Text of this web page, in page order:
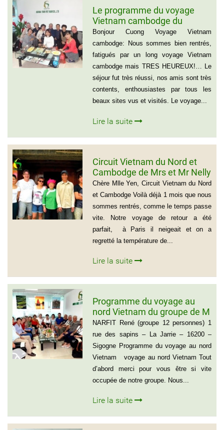
Le programme du voyage
Vietnam cambodge du
groupe de madame Anna
BOVO
Bonjour Cuong Voyage Vietnam
cambodge: Nous sommes bien rentrés,
fatigués par un long voyage Vietnam
cambodge mais TRES HEUREUX!… Le
séjour fut très réussi, nos amis sont très
contents, enthousiastes par tous les
beaux sites vus et visités. Le voyage...
Lire la suite
Circuit Vietnam du Nord et
Cambodge de Mrs et Mr Nelly
et Christian BROSSARD
Chère Mlle Yen, Circuit Vietnam du Nord
et Cambodge Voilà déjà 1 mois que nous
sommes rentrés, comme le temps passe
vite. Notre voyage de retour a été
parfait, à Paris il neigeait et on a
regretté la température de...
Lire la suite
Programme du voyage au
nord Vietnam du groupe de M
NARFIT RENÉ(12
PERSONNES)
NARFIT René (groupe 12 personnes) 1
rue des sapins – La Jarrie – 16200 –
Sigogne Programme du voyage au nord
Vietnam voyage au nord Vietnam Tout
d’abord merci pour vous être si vite
occupée de notre groupe. Nous...
Lire la suite